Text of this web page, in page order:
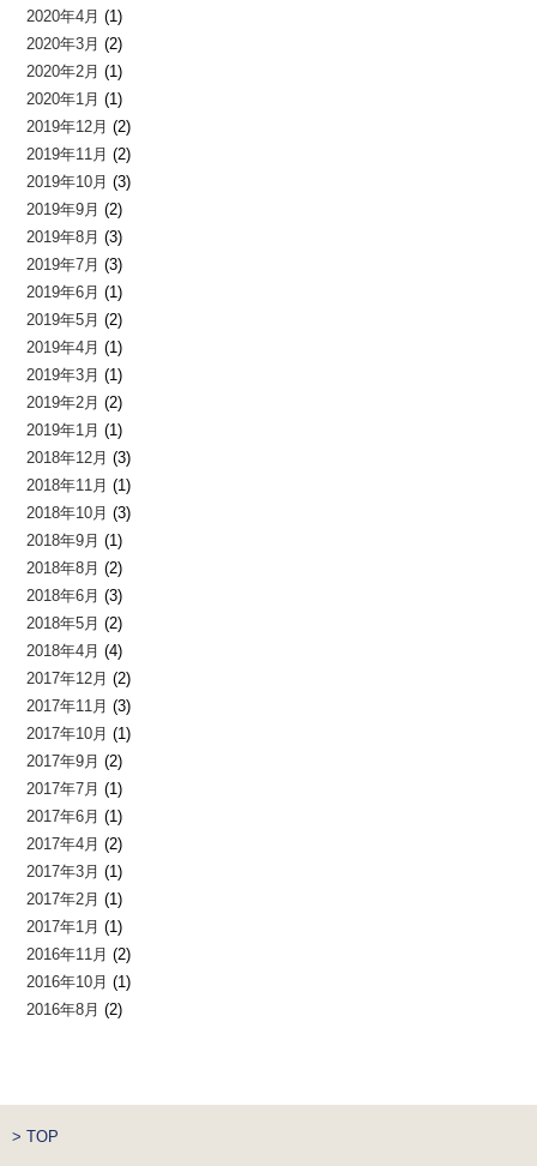
2020年4月 (1)
2020年3月 (2)
2020年2月 (1)
2020年1月 (1)
2019年12月 (2)
2019年11月 (2)
2019年10月 (3)
2019年9月 (2)
2019年8月 (3)
2019年7月 (3)
2019年6月 (1)
2019年5月 (2)
2019年4月 (1)
2019年3月 (1)
2019年2月 (2)
2019年1月 (1)
2018年12月 (3)
2018年11月 (1)
2018年10月 (3)
2018年9月 (1)
2018年8月 (2)
2018年6月 (3)
2018年5月 (2)
2018年4月 (4)
2017年12月 (2)
2017年11月 (3)
2017年10月 (1)
2017年9月 (2)
2017年7月 (1)
2017年6月 (1)
2017年4月 (2)
2017年3月 (1)
2017年2月 (1)
2017年1月 (1)
2016年11月 (2)
2016年10月 (1)
2016年8月 (2)
> TOP